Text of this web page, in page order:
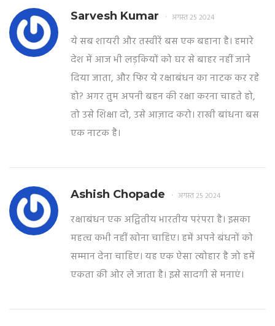
Sarvesh Kumar अगस्त 25 2024
ये सब शायरी और तस्वीरें बस एक बहाना है। हमारे
देश में आज भी लड़कियों को घर से बाहर नहीं जाने
दिया जाता, और फिर ये रक्षाबंधन का नाटक कर रहे
हो? अगर तुम अपनी बहन की रक्षा करना चाहते हो,
तो उसे शिक्षा दो, उसे आज़ाद करो। राखी बांधना बस
एक नाटक है।
Ashish Chopade अगस्त 25 2024
रक्षाबंधन एक अद्वितीय भारतीय परंपरा है। इसका
महत्व कभी नहीं खोना चाहिए। हमें अपने बंधनों को
सम्मान देना चाहिए। यह एक ऐसा त्योहार है जो हमें
एकता की ओर ले जाता है। इसे सादगी से मनाएं।